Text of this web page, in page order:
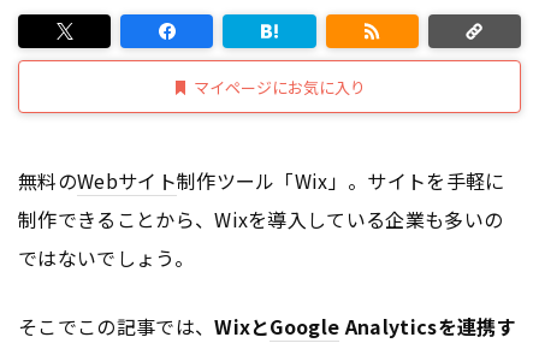
マイページにお気に入り
無料のWebサイト制作ツール「Wix」。サイトを手軽に
制作できることから、Wixを導入している企業も多いの
ではないでしょう。
そこでこの記事では、WixとGoogleAnalyticsを連携す